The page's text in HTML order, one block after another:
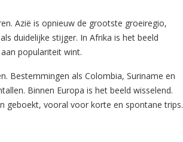
Azië is opnieuw de grootste groeiregio,
duidelijke stijger. In Afrika is het beeld
populariteit wint.
Bestemmingen als Colombia, Suriname en
Binnen Europa is het beeld wisselend.
geboekt, vooral voor korte en spontane trips.